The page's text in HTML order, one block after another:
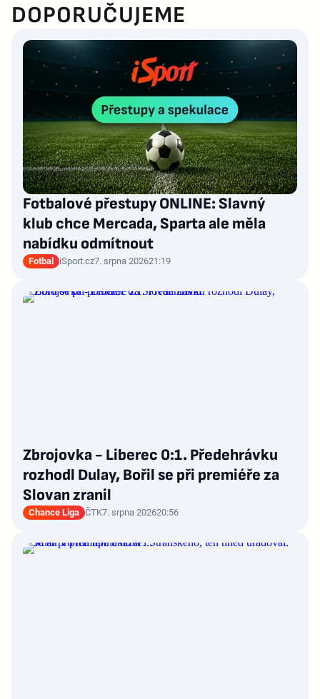
DOPORUČUJEME
Fotbalové přestupy ONLINE: Slavný
klub chce Mercada, Sparta ale měla
nabídku odmítnout
Fotbal iSport.cz7. srpna 202621:19
Zbrojovka - Liberec 0:1. Předehrávku
rozhodl Dulay, Bořil se při premiéře za
Slovan zranil
Chance Liga ČTK7. srpna 202620:56